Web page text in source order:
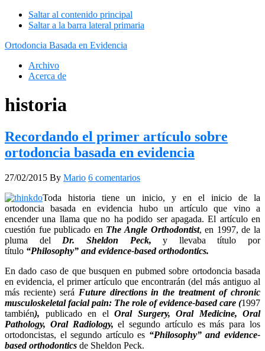
Saltar al contenido principal
Saltar a la barra lateral primaria
Ortodoncia Basada en Evidencia
Archivo
Acerca de
historia
Recordando el primer artículo sobre
ortodoncia basada en evidencia
27/02/2015 By Mario 6 comentarios
Toda historia tiene un inicio, y en el inicio de la
ortodoncia basada en evidencia hubo un artículo que vino a
encender una llama que no ha podido ser apagada. El artículo en
cuestión fue publicado en The Angle Orthodontist, en 1997, de la
pluma del Dr. Sheldon Peck, y llevaba título por
título “Philosophy” and evidence-based orthodontics.
En dado caso de que busquen en pubmed sobre ortodoncia basada
en evidencia, el primer artículo que encontrarán (del más antiguo al
más reciente) será Future directions in the treatment of chronic
musculoskeletal facial pain: The role of evidence-based care (1997
también), publicado en el Oral Surgery, Oral Medicine, Oral
Pathology, Oral Radiology, el segundo artículo es más para los
ortodoncistas, el segundo artículo es “Philosophy” and evidence-
based orthodontics de Sheldon Peck.